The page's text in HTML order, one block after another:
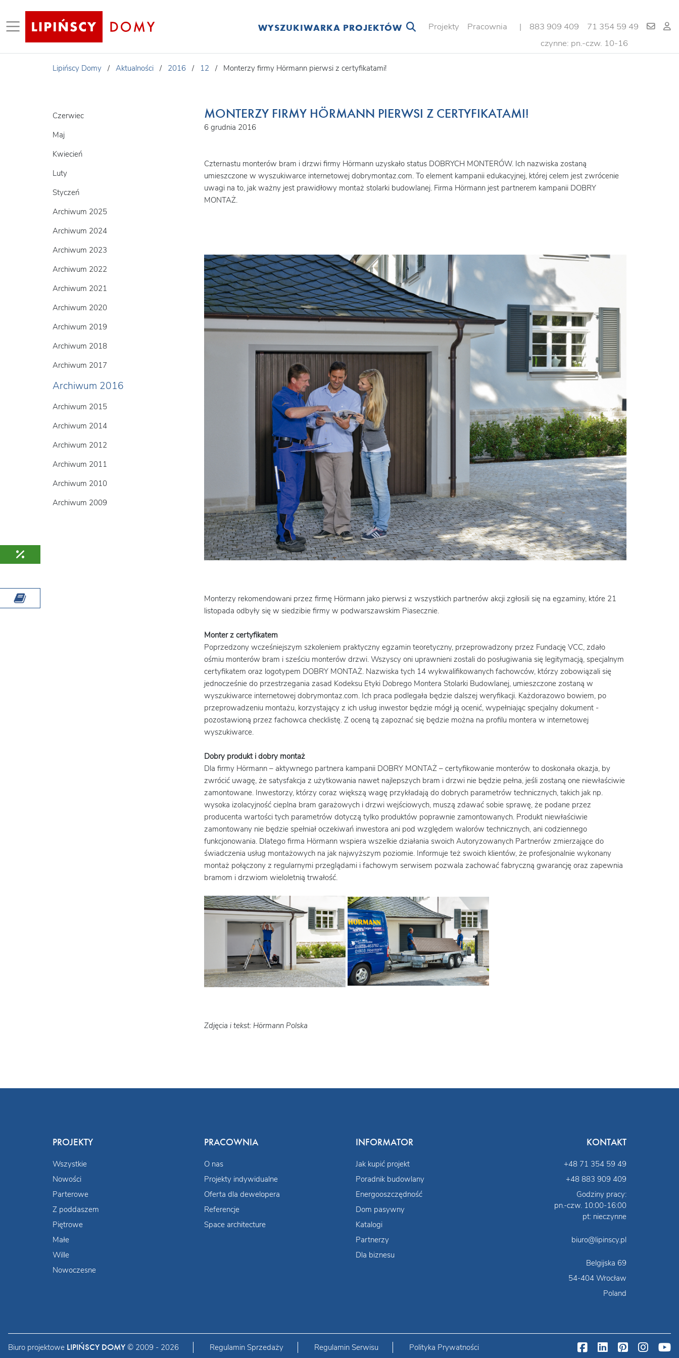
WYSZUKIWARKA PROJEKTÓW Projekty Pracownia | 883 909 409
71 354 59 49
czynne: pn.-czw. 10-16
Lipińscy Domy / Aktualności / 2016 / 12 / Monterzy firmy Hörmann pierwsi z certyfikatami!
Czerwiec
Maj
Kwiecień
Luty
Styczeń
Archiwum 2025
Archiwum 2024
Archiwum 2023
Archiwum 2022
Archiwum 2021
Archiwum 2020
Archiwum 2019
Archiwum 2018
Archiwum 2017
Archiwum 2016
Archiwum 2015
Archiwum 2014
Archiwum 2012
Archiwum 2011
Archiwum 2010
Archiwum 2009
MONTERZY FIRMY HÖRMANN PIERWSI Z CERTYFIKATAMI!
6 grudnia 2016
Czternastu monterów bram i drzwi firmy Hörmann uzyskało status DOBRYCH MONTERÓW. Ich nazwiska zostaną
umieszczone w wyszukiwarce internetowej dobrymontaz.com. To element kampanii edukacyjnej, której celem jest zwrócenie
uwagi na to, jak ważny jest prawidłowy montaż stolarki budowlanej. Firma Hörmann jest partnerem kampanii DOBRY
MONTAŻ.
Monterzy rekomendowani przez firmę Hörmann jako pierwsi z wszystkich partnerów akcji zgłosili się na egzaminy, które 21
listopada odbyły się w siedzibie firmy w podwarszawskim Piasecznie.
Monter z certyfikatem
Poprzedzony wcześniejszym szkoleniem praktyczny egzamin teoretyczny, przeprowadzony przez Fundację VCC, zdało
ośmiu monterów bram i sześciu monterów drzwi. Wszyscy oni uprawnieni zostali do posługiwania się legitymacją, specjalnym
certyfikatem oraz logotypem DOBRY MONTAŻ. Nazwiska tych 14 wykwalifikowanych fachowców, którzy zobowiązali się
jednocześnie do przestrzegania zasad Kodeksu Etyki Dobrego Montera Stolarki Budowlanej, umieszczone zostaną w
wyszukiwarce internetowej dobrymontaz.com. Ich praca podlegała będzie dalszej weryfikacji. Każdorazowo bowiem, po
przeprowadzeniu montażu, korzystający z ich usług inwestor będzie mógł ją ocenić, wypełniając specjalny dokument -
pozostawioną przez fachowca checklistę. Z oceną tą zapoznać się będzie można na profilu montera w internetowej
wyszukiwarce.
Dobry produkt i dobry montaż
Dla firmy Hörmann – aktywnego partnera kampanii DOBRY MONTAŻ – certyfikowanie monterów to doskonała okazja, by
zwrócić uwagę, że satysfakcja z użytkowania nawet najlepszych bram i drzwi nie będzie pełna, jeśli zostaną one niewłaściwie
zamontowane. Inwestorzy, którzy coraz większą wagę przykładają do dobrych parametrów technicznych, takich jak np.
wysoka izolacyjność cieplna bram garażowych i drzwi wejściowych, muszą zdawać sobie sprawę, że podane przez
producenta wartości tych parametrów dotyczą tylko produktów poprawnie zamontowanych. Produkt niewłaściwie
zamontowany nie będzie spełniał oczekiwań inwestora ani pod względem walorów technicznych, ani codziennego
funkcjonowania. Dlatego firma Hörmann wspiera wszelkie działania swoich Autoryzowanych Partnerów zmierzające do
świadczenia usług montażowych na jak najwyższym poziomie. Informuje też swoich klientów, że profesjonalnie wykonany
montaż połączony z regularnymi przeglądami i fachowym serwisem pozwala zachować fabryczną gwarancję oraz zapewnia
bramom i drzwiom wieloletnią trwałość.
Zdjęcia i tekst: Hörmann Polska
PROJEKTY
Wszystkie
Nowości
Parterowe
Z poddaszem
Piętrowe
Małe
Wille
Nowoczesne
PRACOWNIA
O nas
Projekty indywidualne
Oferta dla dewelopera
Referencje
Space architecture
INFORMATOR
Jak kupić projekt
Poradnik budowlany
Energooszczędność
Dom pasywny
Katalogi
Partnerzy
Dla biznesu
KONTAKT
+48 71 354 59 49
+48 883 909 409
Godziny pracy:
pn.-czw. 10:00-16:00
pt: nieczynne
biuro@lipinscy.pl
Belgijska 69
54-404 Wrocław
Poland
Biuro projektowe LIPIŃSCY DOMY © 2009 - 2026 Regulamin Sprzedaży Regulamin Serwisu Polityka Prywatności